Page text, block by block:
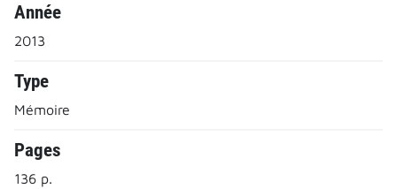
Année
2013
Type
Mémoire
Pages
136 p.